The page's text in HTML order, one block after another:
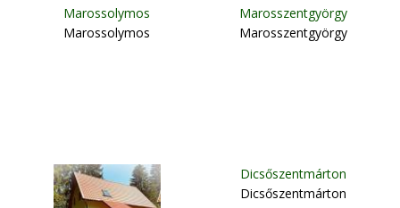
Marossolymos
Marossolymos
Marosszentgyörgy
Marosszentgyörgy
Dicsőszentmárton
Dicsőszentmárton